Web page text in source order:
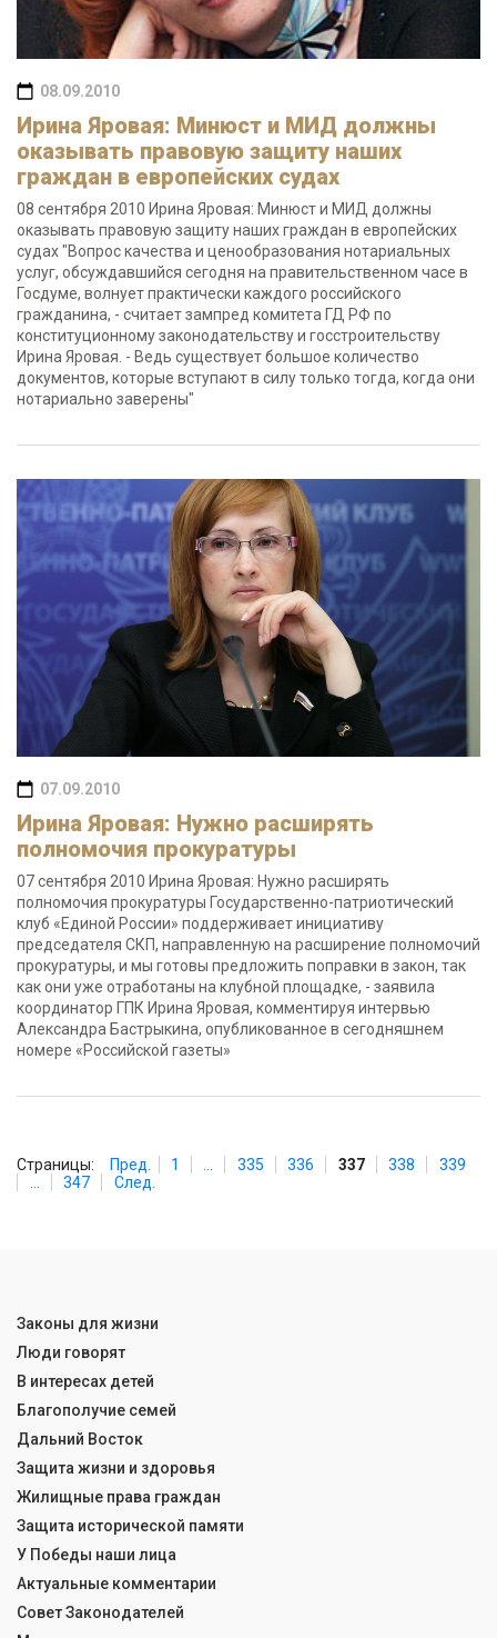
08.09.2010
Ирина Яровая: Минюст и МИД должны
оказывать правовую защиту наших
граждан в европейских судах
08 сентября 2010 Ирина Яровая: Минюст и МИД должны
оказывать правовую защиту наших граждан в европейских
судах "Вопрос качества и ценообразования нотариальных
услуг, обсуждавшийся сегодня на правительственном часе в
Госдуме, волнует практически каждого российского
гражданина, - считает зампред комитета ГД РФ по
конституционному законодательству и госстроительству
Ирина Яровая. - Ведь существует большое количество
документов, которые вступают в силу только тогда, когда они
нотариально заверены"
07.09.2010
Ирина Яровая: Нужно расширять
полномочия прокуратуры
07 сентября 2010 Ирина Яровая: Нужно расширять
полномочия прокуратуры Государственно-патриотический
клуб «Единой России» поддерживает инициативу
председателя СКП, направленную на расширение полномочий
прокуратуры, и мы готовы предложить поправки в закон, так
как они уже отработаны на клубной площадке, - заявила
координатор ГПК Ирина Яровая, комментируя интервью
Александра Бастрыкина, опубликованное в сегодняшнем
номере «Российской газеты»
Страницы: Пред. 1 335 336 337 338
339
347 След.
Законы для жизни
Люди говорят
В интересах детей
Благополучие семей
Дальний Восток
Защита жизни и здоровья
Жилищные права граждан
Защита исторической памяти
У Победы наши лица
Актуальные комментарии
Совет Законодателей